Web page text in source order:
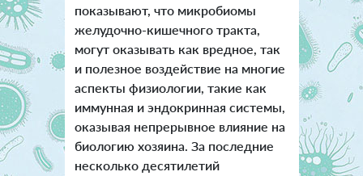
показывают, что микробиомы
желудочно-кишечного тракта,
могут оказывать как вредное, так
и полезное воздействие на многие
аспекты физиологии, такие как
иммунная и эндокринная системы,
оказывая непрерывное влияние на
биологию хозяина. За последние
несколько десятилетий